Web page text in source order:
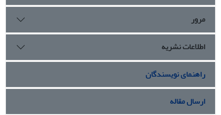
مرور
اطلاعات نشریه
راهنمای نویسندگان
ارسال مقاله